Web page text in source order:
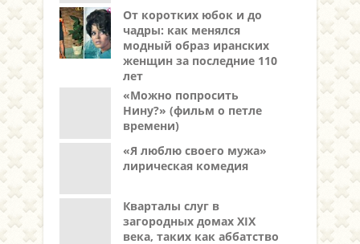
От коротких юбок и до
чадры: как менялся
модный образ иранских
женщин за последние 110
лет
«Можно попросить
Нину?» (фильм о петле
времени)
«Я люблю своего мужа»
лирическая комедия
Кварталы слуг в
загородных домах XIX
века, таких как аббатство